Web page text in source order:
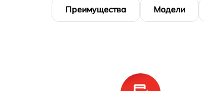
Преимущества Модели